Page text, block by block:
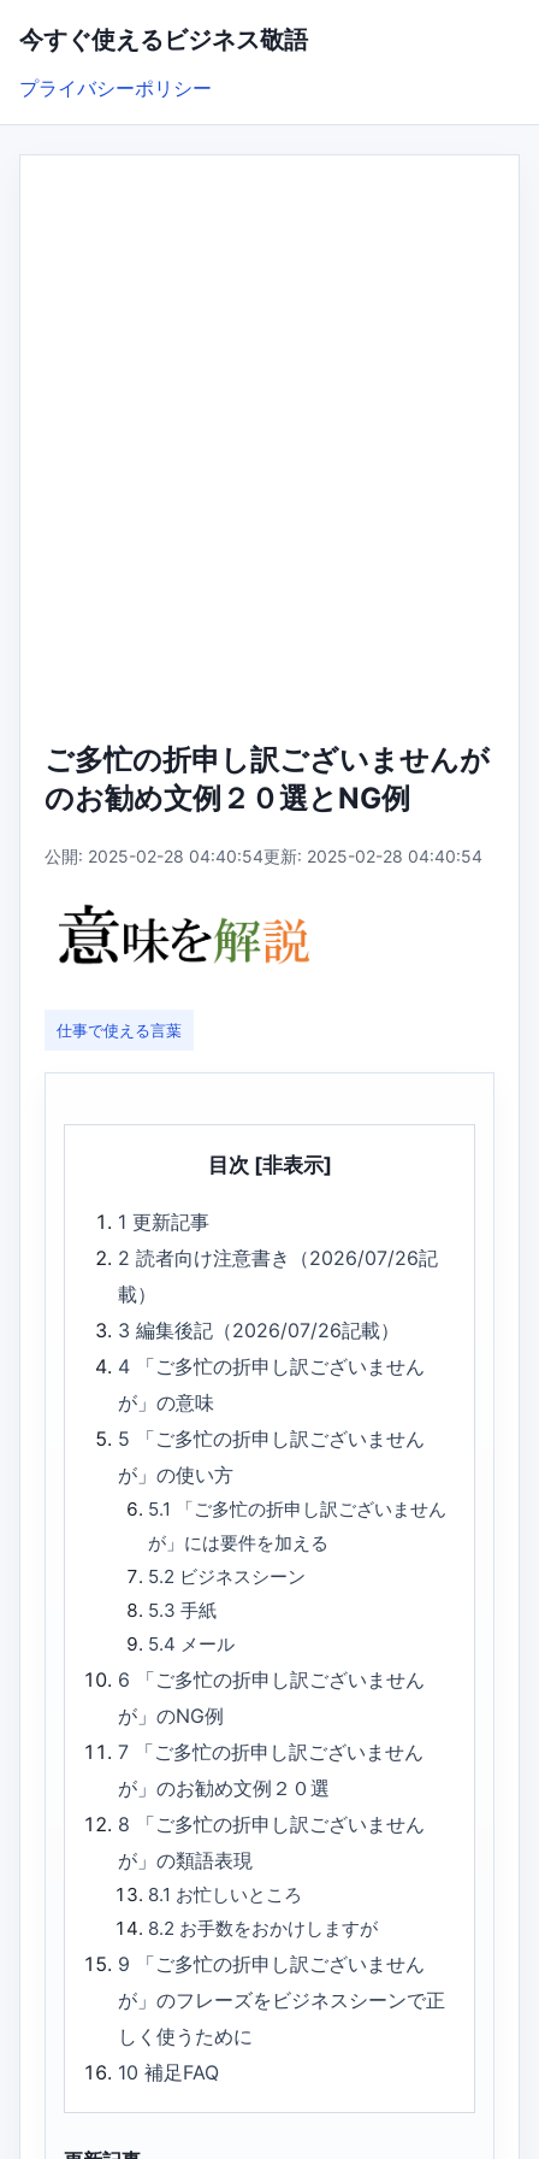
今すぐ使えるビジネス敬語
プライバシーポリシー
ご多忙の折申し訳ございませんが
のお勧め文例２０選とNG例
公開: 2025-02-28 04:40:54更新: 2025-02-28 04:40:54
仕事で使える言葉
目次 [非表示]
1更新記事
2読者向け注意書き（2026/07/26記
載）
3編集後記（2026/07/26記載）
4
「ご多忙の折申し訳ございません
が」の意味
5
「ご多忙の折申し訳ございません
が」の使い方
5.1
「ご多忙の折申し訳ございません
が」には要件を加える
5.2 ビジネスシーン
5.3 手紙
5.4 メール
6
「ご多忙の折申し訳ございません
が」のNG例
7
「ご多忙の折申し訳ございません
が」のお勧め文例２０選
8
「ご多忙の折申し訳ございません
が」の類語表現
8.1 お忙しいところ
8.2 お手数をおかけしますが
9
「ご多忙の折申し訳ございません
が」のフレーズをビジネスシーンで正
しく使うために
10補足FAQ